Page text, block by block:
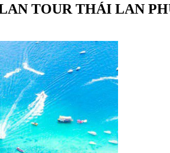
TOUR THÁI LAN